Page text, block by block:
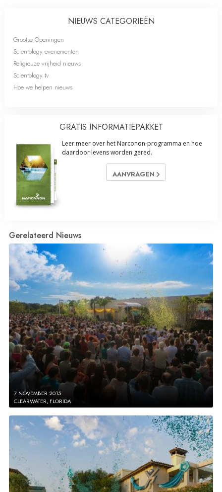
NIEUWS CATEGORIEËN
Grootse Openingen
Scientology evenementen
Religieuze vrijheid nieuws
Scientology tv
Hoe we helpen nieuws
GRATIS INFORMATIE­PAKKET
Leer meer over het Narconon-programma en hoe
daardoor levens worden gered.
AANVRAGEN
Gerelateerd Nieuws
7 NOVEMBER 2015
CLEARWATER, FLORIDA